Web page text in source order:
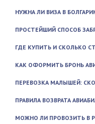
НУЖНА ЛИ ВИЗА В
ПРОСТЕЙШИЙ СПОСОБ
ГДЕ КУПИТЬ И СКОЛЬКО
КАК ОФОРМИТЬ БРОНЬ
ПЕРЕВОЗКА МАЛЫШЕЙ:
ПРАВИЛА ВОЗВРАТА
МОЖНО ЛИ ПРОВОЗИТЬ В